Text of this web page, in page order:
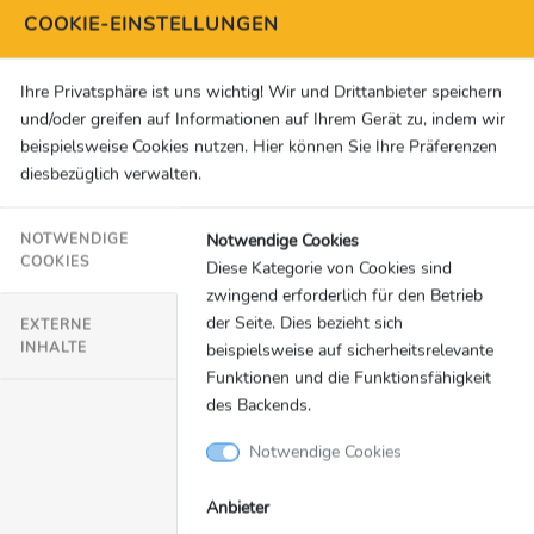
auf B2B-Basis an.
Die Gruppe hat ein 50/50-Joint-Venture, BetMGM,
ein führendes Unternehmen im Bereich
Sportwetten und iGaming in den USA. Entain
stellt die Technologie und die Fähigkeiten zur
Verfügung, die BetMGM stark machen, sowie
hauseigenen Spielstudios entwickelt werden. Die
Gruppe ist in Großbritannien steuerlich ansässig
und in insgesamt 31 regulierten oder
regulierenden Gebieten tätig. Entain ist ein
führendes Unternehmen im Bereich ESG, Mitglied
von FTSE4Good und DJSI und wird von MSCI mit
AA bewertet. Die Gruppe hat sich das
kohlenstofffrei zu sein, und unterstützt über die
COOKIE-EINSTELLUNGEN
Ihre Privatsphäre ist uns wichtig! Wir und Drittanbieter speichern
und/oder greifen auf Informationen auf Ihrem Gerät zu, indem wir
beispielsweise Cookies nutzen. Hier können Sie Ihre Präferenzen
diesbezüglich verwalten.
NOTWENDIGE
COOKIES
EXTERNE
INHALTE
Notwendige Cookies
Diese Kategorie von Cookies sind
zwingend erforderlich für den Betrieb
der Seite. Dies bezieht sich
beispielsweise auf sicherheitsrelevante
Funktionen und die Funktionsfähigkeit
des Backends.
Notwendige Cookies
Anbieter